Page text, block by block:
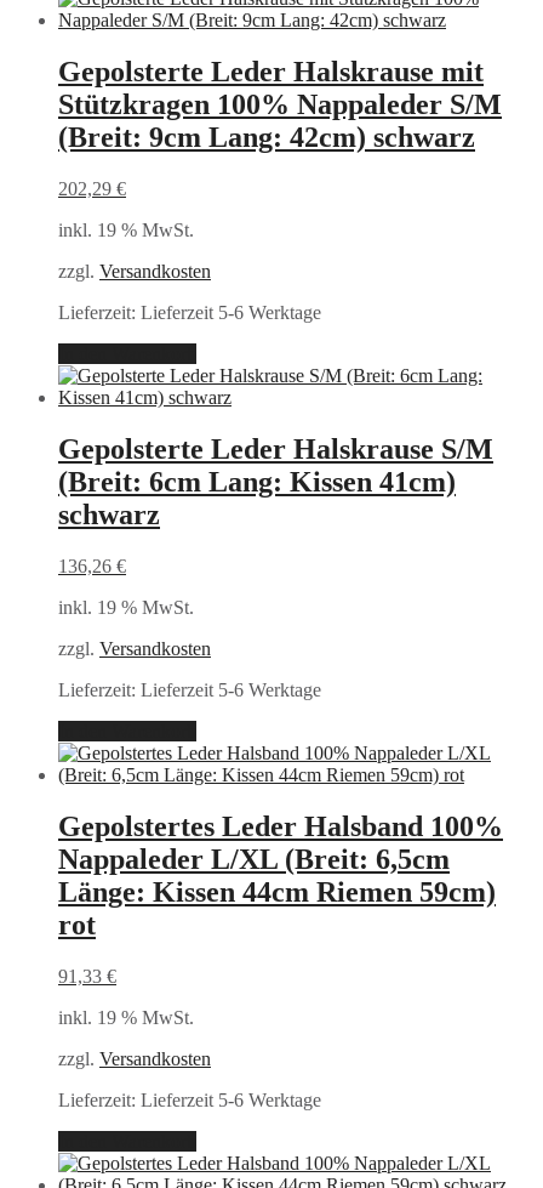
Gepolsterte Leder Halskrause mit
Stützkragen 100% Nappaleder S/M
(Breit: 9cm Lang: 42cm) schwarz
202,29 €
inkl. 19 % MwSt.
zzgl. Versandkosten
Lieferzeit: Lieferzeit 5-6 Werktage
Gepolsterte Leder Halskrause S/M
(Breit: 6cm Lang: Kissen 41cm)
schwarz
136,26 €
inkl. 19 % MwSt.
zzgl. Versandkosten
Lieferzeit: Lieferzeit 5-6 Werktage
Gepolstertes Leder Halsband 100%
Nappaleder L/XL (Breit: 6,5cm
Länge: Kissen 44cm Riemen 59cm)
rot
91,33 €
inkl. 19 % MwSt.
zzgl. Versandkosten
Lieferzeit: Lieferzeit 5-6 Werktage